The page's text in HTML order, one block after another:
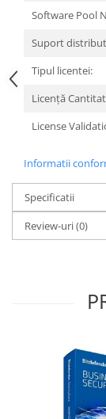
Surse
Cooler
Servere &
Componente
Servere
Software
Retelistica &
Printing
Imprimante 3D
Televizoare &
Multiboard &
Multimedia
Software Pool
Suport
Tipul licentei:
Licență
License
Informatii
Specificatii
Review-uri(0)